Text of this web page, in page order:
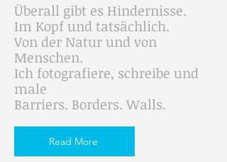
Überall gibt es Hindernisse.
Im Kopf und tatsächlich.
Von der Natur und von
Menschen.
Ich fotografiere, schreibe und
male
Barriers. Borders. Walls.
Read More